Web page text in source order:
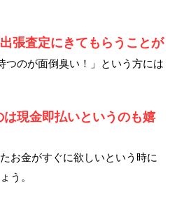
張査定にきてもらうことが
つのが面倒臭い！」という方には
現金即払いというのも嬉
お金がすぐに欲しいという時に
う。